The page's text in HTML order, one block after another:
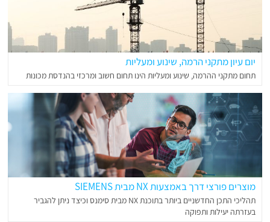
יום עיון מתקני הרמה, שינוע ומעליות
תחום מתקני ההרמה, שינוע ומעליות הינו תחום חשוב ומרכזי בהנדסת מכונות
מוצרים פורצי דרך באמצעות NX מבית SIEMENS
תהליכי התכן החדשניים ביותר בתוכנת NX מבית סימנס וכיצד ניתן להגביר
בעזרתה יעילות ותפוקה